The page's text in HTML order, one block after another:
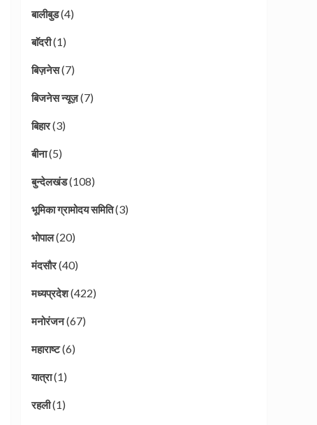
बालीबुड(4)
बाॅदरी(1)
बिज़नेस(7)
बिजनेस न्यूज़(7)
बिहार(3)
बीना(5)
बुन्देलखंड(108)
भूमिका ग्रामोदय समिति(3)
भोपाल(20)
मंदसौर(40)
मध्यप्रदेश(422)
मनोरंजन(67)
महाराष्ट(6)
यात्रा(1)
रहली(1)